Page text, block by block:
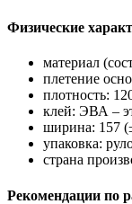
Физические
материал
плетение
плотность:
клей: ЭВА –
ширина: 157
упаковка:
страна
Рекомендации по